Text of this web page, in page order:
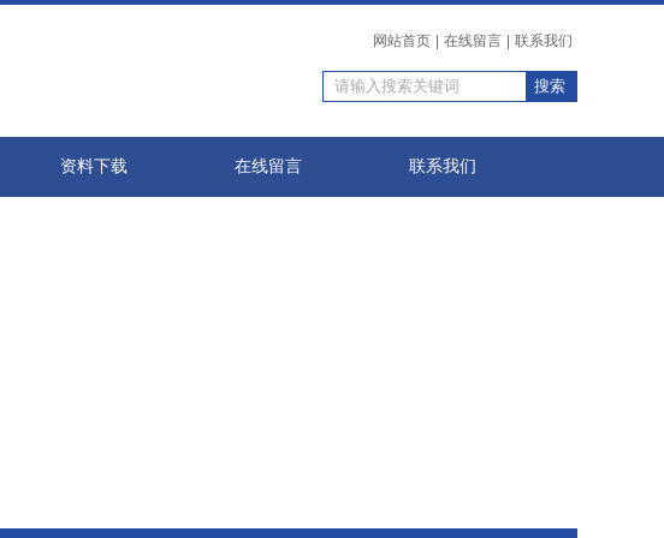
网站首页 在线留言 联系我们
资料下载 在线留言 联系我们